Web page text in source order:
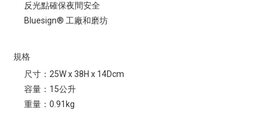
反光點確保夜間安全
Bluesign® 工廠和磨坊
規格
尺寸：25W x 38H x 14Dcm
容量：15公升
重量：0.91kg